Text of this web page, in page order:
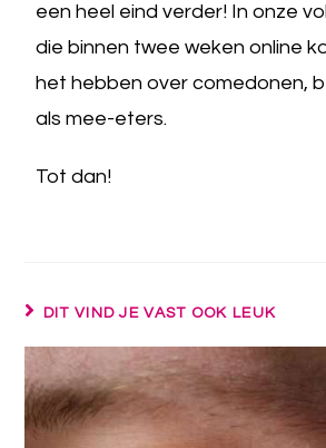
een heel eind verder! In onze
die binnen twee weken online
het hebben over comedonen,
als mee-eters.
Tot dan!
DIT VIND JE VAST OOK LEUK